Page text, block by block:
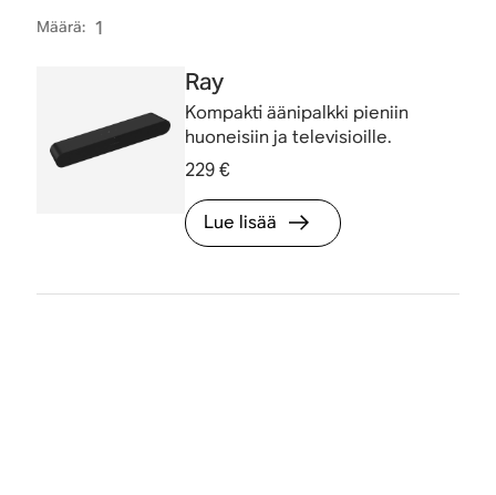
Määrä: 1
Ray
Kompakti äänipalkki pieniin
huoneisiin ja televisioille.
229 €
Lue lisää